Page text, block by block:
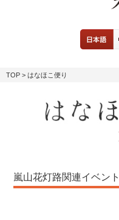
TOP > はなほこ便り
嵐山花灯路関連イベン